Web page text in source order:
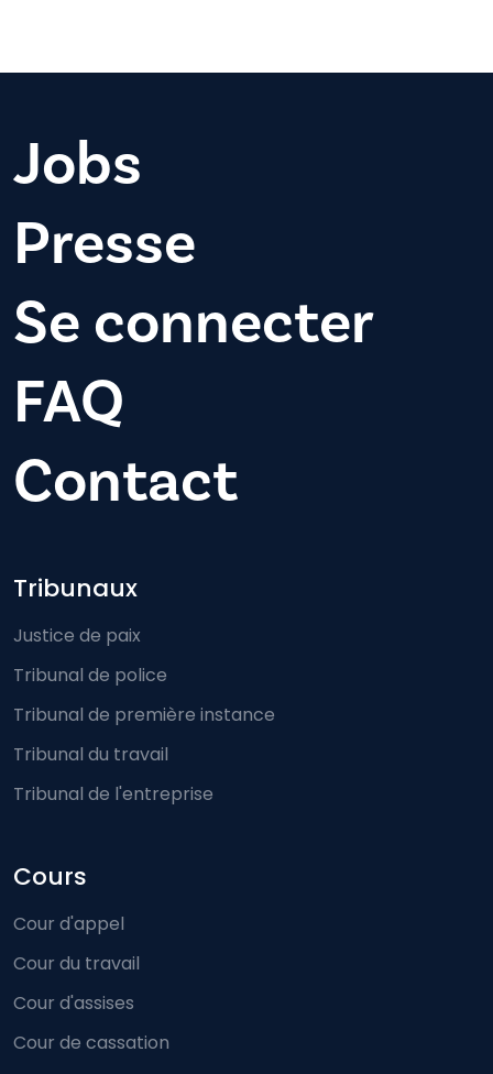
Jobs
Presse
Se connecter
FAQ
Contact
Footer-menu
Tribunaux
Justice de paix
Tribunal de police
Tribunal de première instance
Tribunal du travail
Tribunal de l'entreprise
Cours
Cour d'appel
Cour du travail
Cour d'assises
Cour de cassation